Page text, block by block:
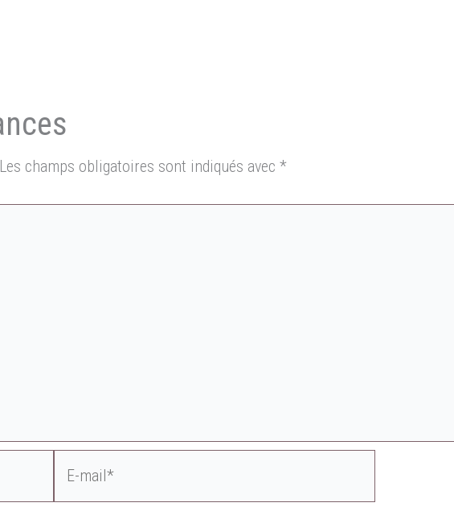
Les champs obligatoires sont indiqués avec *